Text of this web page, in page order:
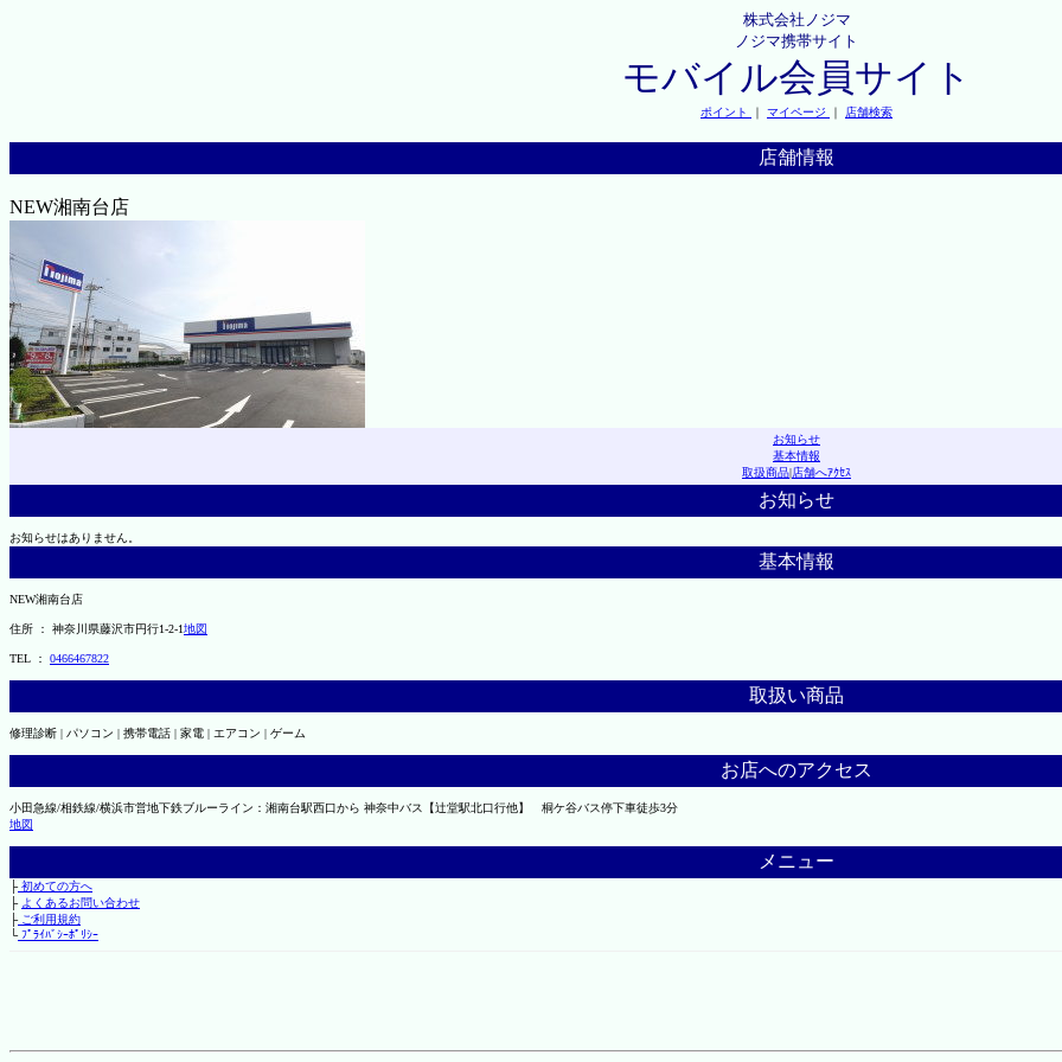
株式会社ノジマ
ノジマ携帯サイト
モバイル会員サイト
ポイント ｜ マイページ ｜ 店舗検索
店舗情報
NEW湘南台店
お知らせ
基本情報
取扱商品|店舗へｱｸｾｽ
お知らせ
お知らせはありません。
基本情報
NEW湘南台店
住所 ： 神奈川県藤沢市円行1-2-1地図
TEL ： 0466467822
取扱い商品
修理診断 | パソコン | 携帯電話 | 家電 | エアコン | ゲーム
お店へのアクセス
小田急線/相鉄線/横浜市営地下鉄ブルーライン：湘南台駅西口から 神奈中バス【辻堂駅北口行他】 桐ケ谷バス停下車徒歩3分
地図
メニュー
├初めての方へ
├ よくあるお問い合わせ
├ご利用規約
└ﾌﾟﾗｲﾊﾞｼｰﾎﾟﾘｼｰ